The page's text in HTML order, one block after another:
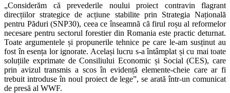
„Considerăm că prevederile noului proiect contravin flagrant
direcțiilor strategice de acțiune stabilite prin Strategia Națională
pentru Păduri (SNP30), ceea ce înseamnă că firul roșu al reformelor
necesare pentru sectorul forestier din Romania este practic deturnat.
Toate argumentele și propunerile tehnice pe care le-am susținut au
fost în esența lor ignorate. Același lucru s-a întâmplat și cu mai toate
soluțiile exprimate de Consiliului Economic și Social (CES), care
prin avizul transmis a scos în evidență elemente-cheie care ar fi
trebuit introduse în noul proiect de lege”, se arată într-un comunicat
de presă al WWF.